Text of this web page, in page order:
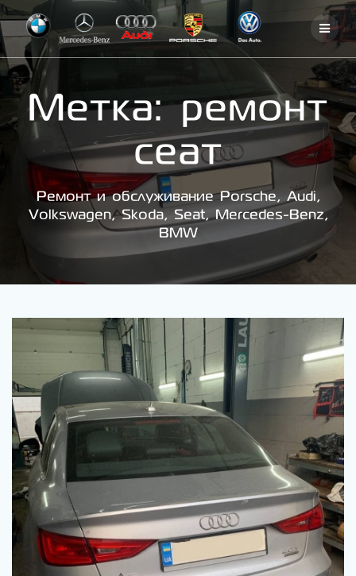
Skip
to
content
Метка:ремонт
сеат
Ремонт и обслуживание Porsche, Audi,
Volkswagen, Skoda, Seat, Mercedes-Benz,
BMW